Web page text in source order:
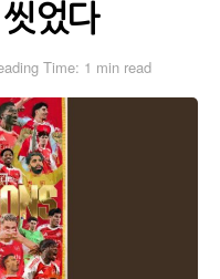
었다
Time: 1 min read